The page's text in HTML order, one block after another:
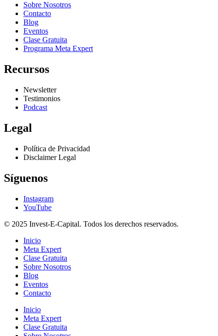
Sobre Nosotros
Contacto
Blog
Eventos
Clase Gratuita
Programa Meta Expert
Recursos
Newsletter
Testimonios
Podcast
Legal
Política de Privacidad
Disclaimer Legal
Síguenos
Instagram
YouTube
© 2025 Invest-E-Capital. Todos los derechos reservados.
Inicio
Meta Expert
Clase Gratuita
Sobre Nosotros
Blog
Eventos
Contacto
Inicio
Meta Expert
Clase Gratuita